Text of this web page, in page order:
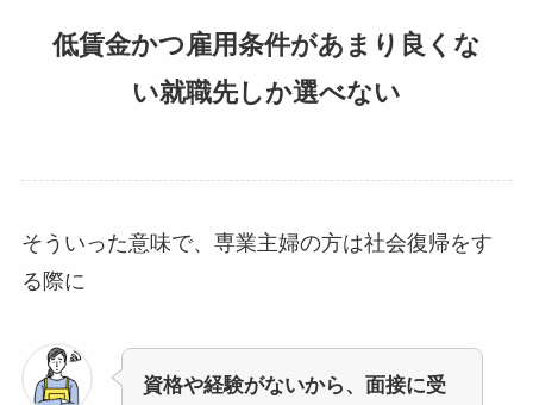
低賃金かつ雇用条件があまり良くな
い就職先しか選べない
そういった意味で、専業主婦の方は社会復帰をす
る際に
資格や経験がないから、面接に受